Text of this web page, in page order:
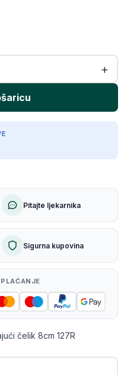
Pitajte ljekarnika
Sigurna kupovina
čelik 8cm 127R